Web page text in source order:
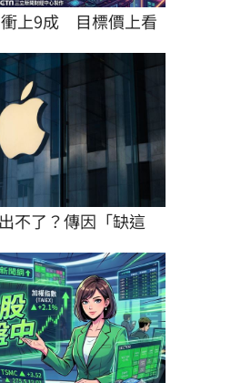
上9成　目標價上看
不了？傳因「缺這